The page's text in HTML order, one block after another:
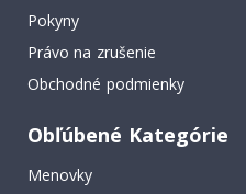
Pokyny
Právo na zrušenie
Obchodné podmienky
Obľúbené Kategórie
Menovky